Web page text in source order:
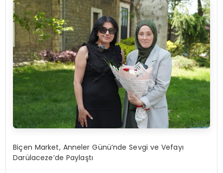
Biçen Market, Anneler Günü’nde Sevgi ve Vefayı
Darülaceze’de Paylaştı